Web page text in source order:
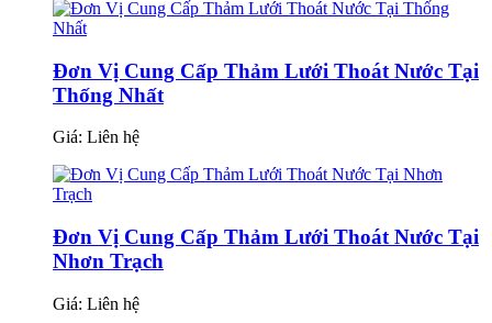
Đơn Vị Cung Cấp Thảm Lưới Thoát Nước Tại
Thống Nhất
Giá: Liên hệ
Đơn Vị Cung Cấp Thảm Lưới Thoát Nước Tại
Nhơn Trạch
Giá: Liên hệ